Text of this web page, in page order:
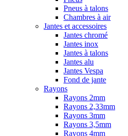
Pneus à talons
Chambres à air
Jantes et accessoires
Jantes chromé
Jantes inox
Jantes à talons
Jantes alu
Jantes Vespa
Fond de jante
Rayons
Rayons 2mm
Rayons 2,33mm
Rayons 3mm
Rayons 3,5mm
Rayons 4mm